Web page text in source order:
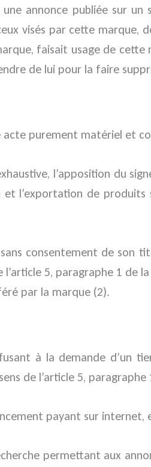
annonce publiée sur
visés par cette marque,
faisait usage de cette
de lui pour la faire
acte purement matériel et
l’apposition du
l’exportation de produits
consentement de son
5, paragraphe 1 de
par la marque (2).
à la demande d’un
de l’article 5,
payant sur internet,
permettant aux